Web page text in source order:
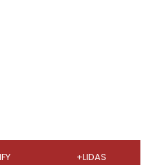
+LIDAS